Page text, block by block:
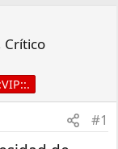
Crítico
#1